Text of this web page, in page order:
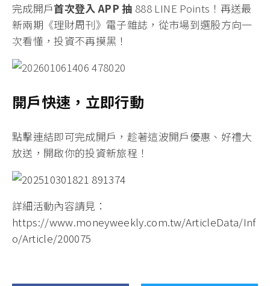
完成開戶首次登入 APP 抽 888 LINE Points！ 再送最
新兩期《理財周刊》電子雜誌 ，從市場到選股方向一
次看懂，投資不再摸黑！
開戶快速，立即行動
點擊連結即可完成開戶 ，趁著這波開戶優惠、好禮大
放送，開啟你的投資新旅程！
詳細活動內容請見：
https://www.moneyweekly.com.tw/ArticleData/Inf
o/Article/200075